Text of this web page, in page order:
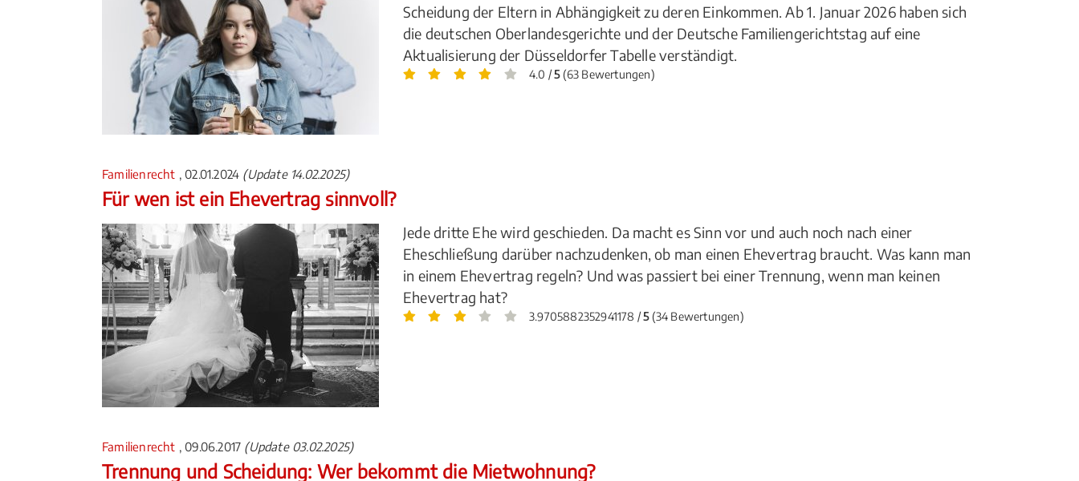
Scheidung der Eltern in Abhängigkeit zu deren Einkommen. Ab 1. Januar 2026 haben sich
die deutschen Oberlandesgerichte und der Deutsche Familiengerichtstag auf eine
Aktualisierung der Düsseldorfer Tabelle verständigt.
4.0 /5(63 Bewertungen)
Familienrecht , 02.01.2024 (Update 14.02.2025)
Für wen ist ein Ehevertrag sinnvoll?
Jede dritte Ehe wird geschieden. Da macht es Sinn vor und auch noch nach einer
Eheschließung darüber nachzudenken, ob man einen Ehevertrag braucht. Was kann man
in einem Ehevertrag regeln? Und was passiert bei einer Trennung, wenn man keinen
Ehevertrag hat?
3.9705882352941178 /5(34 Bewertungen)
Familienrecht , 09.06.2017 (Update 03.02.2025)
Trennung und Scheidung: Wer bekommt die Mietwohnung?